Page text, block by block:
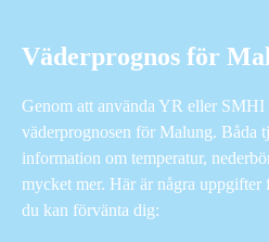
Väderprognos för
Genom att använda YR eller SMHI
väderprognosen för Malung. Båda
information om temperatur,
mycket mer. Här är några uppgifter
du kan förvänta dig: